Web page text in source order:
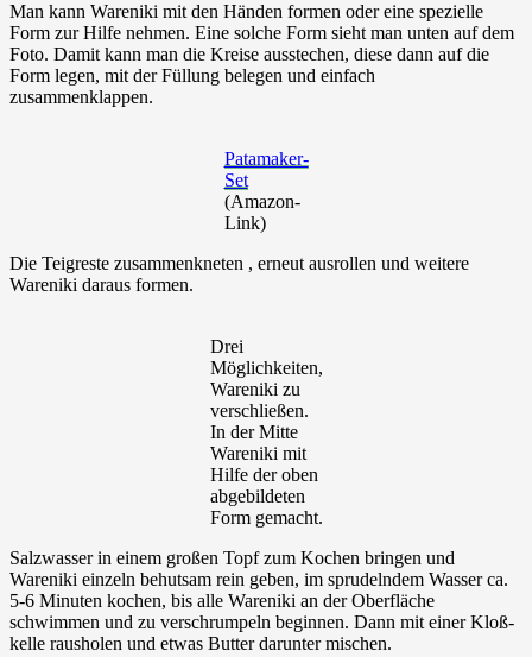
Man kann Wareniki mit den Händen formen oder eine spezielle
Form zur Hilfe nehmen. Eine solche Form sieht man unten auf dem
Foto. Damit kann man die Kreise ausstechen, diese dann auf die
Form legen, mit der Füllung belegen und einfach
zusammenklappen.
Patamaker-
Set
(Amazon-
Link)
Die Teigreste zusammenkneten , erneut ausrollen und weitere
Wareniki daraus formen.
Drei
Möglichkeiten,
Wareniki zu
verschließen.
In der Mitte
Wareniki mit
Hilfe der oben
abgebildeten
Form gemacht.
Salzwasser in einem großen Topf zum Kochen bringen und
Wareniki einzeln behutsam rein geben, im sprudelndem Wasser ca.
5-6 Minuten kochen, bis alle Wareniki an der Oberfläche
schwimmen und zu verschrumpeln beginnen. Dann mit einer Kloß-
kelle rausholen und etwas Butter darunter mischen.